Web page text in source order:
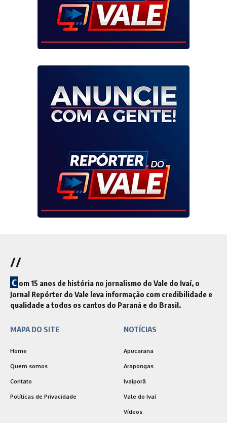
//
C om 15 anos de história no jornalismo do Vale do Ivaí, o
Jornal Repórter do Vale leva informação com credibilidade e
qualidade a todos os cantos do Paraná e do Brasil.
MAPA DO SITE
Home
Quem somos
Contato
Políticas de Privacidade
NOTÍCIAS
Apucarana
Arapongas
Ivaiporã
Vale do Ivaí
Vídeos